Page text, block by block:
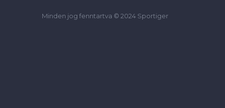
Minden jog fenntartva © 2024 Sportiger